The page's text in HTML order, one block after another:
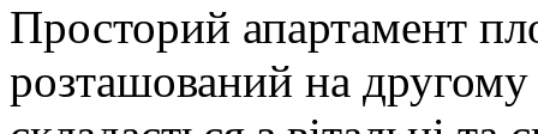
Просторий апартамент
розташований на